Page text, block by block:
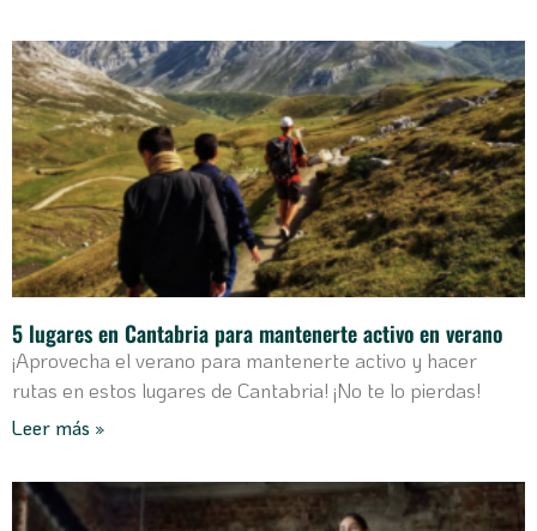
5 lugares en Cantabria para mantenerte activo en verano
¡Aprovecha el verano para mantenerte activo y hacer
rutas en estos lugares de Cantabria! ¡No te lo pierdas!
Leer más »